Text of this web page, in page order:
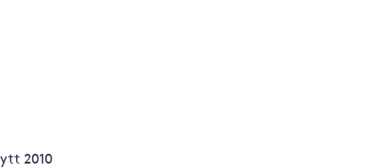
2010